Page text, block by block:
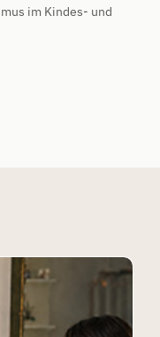
im Kindes- und